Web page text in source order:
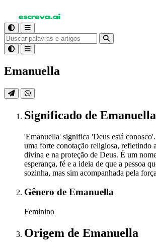
Emanuella
Significado de Emanuella
'Emanuella' significa 'Deus está
uma forte conotação religiosa, refletindo
divina e na proteção de Deus. É um
esperança, fé e a ideia de que a pessoa
sozinha, mas sim acompanhada pela
Gênero de Emanuella
Feminino
Origem de Emanuella